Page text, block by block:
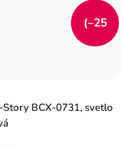
BCX-0731, svetlo
(–25